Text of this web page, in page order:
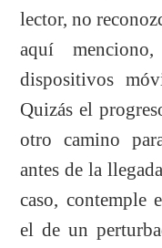
lector, no
aquí
dispositivos
Quizás el
otro camino
antes de la
caso, contemple
el de un